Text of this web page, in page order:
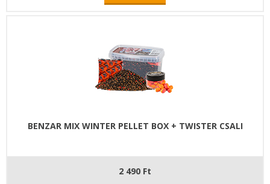
BENZAR MIX WINTER PELLET BOX + TWISTER CSALI
2 490 Ft